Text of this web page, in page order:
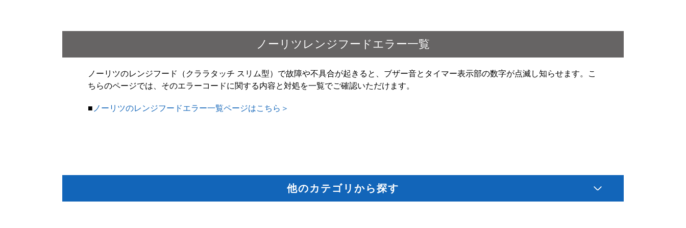
ノーリツレンジフードエラー一覧
ノーリツのレンジフード（クララタッチ スリム型）で故障や不具合が起きると、ブザー音とタイマー表示部の数字が点滅し知らせます。こ
ちらのページでは、そのエラーコードに関する内容と対処を一覧でご確認いただけます。
■ ノーリツのレンジフードエラー一覧ページはこちら＞
他のカテゴリから探す